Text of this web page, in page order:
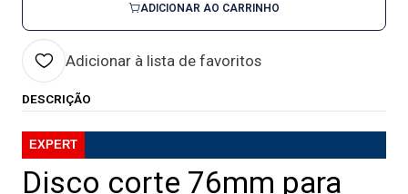
ADICIONAR AO CARRINHO
Adicionar à lista de favoritos
DESCRIÇÃO
EXPERT
Disco corte 76mm para